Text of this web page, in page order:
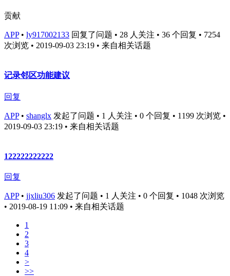
贡献
APP• ly917002133 回复了问题 • 28 人关注 • 36 个回复 • 7254
次浏览 • 2019-09-03 23:19 • 来自相关话题
记录邻区功能建议
回复
APP• shanglx 发起了问题 • 1 人关注 • 0 个回复 • 1199 次浏览 •
2019-09-03 23:19 • 来自相关话题
122222222222
回复
APP• jjxliu306 发起了问题 • 1 人关注 • 0 个回复 • 1048 次浏览
• 2019-08-19 11:09 • 来自相关话题
1
2
3
4
>
>>